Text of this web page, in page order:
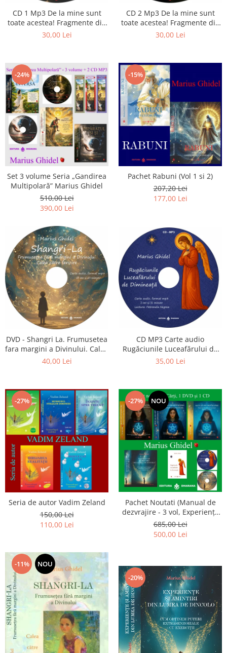
Literatura
Psihologie
Stiinta
CD 1 Mp3 De la mine sunt
toate acestea! Fragmente din
cărțile lui Marius Ghidel
30,00 Lei
CD 2 Mp3 De la mine sunt
toate acestea! Fragmente din
cărțile lui Marius Ghidel
30,00 Lei
-24%
Set 3 volume Seria „Gandirea
Multipolară” Marius Ghidel
510,00 Lei
390,00 Lei
-15%
Pachet Rabuni (Vol 1 si 2)
207,20 Lei
177,00 Lei
DVD - Shangri La. Frumusetea
fara margini a Divinului. Calea
catre fericire
40,00 Lei
CD MP3 Carte audio
Rugăciunile Luceafărului de
dimineață
35,00 Lei
-27%
Seria de autor Vadim Zeland
150,00 Lei
110,00 Lei
-27% NOU
Pachet Noutati (Manual de
dezvrajire - 3 vol, Experiențe
și amintiri, Rugăciunile
Luceafarului de dimineata) -
Marius Ghidel
685,00 Lei
500,00 Lei
-11% NOU
-20%